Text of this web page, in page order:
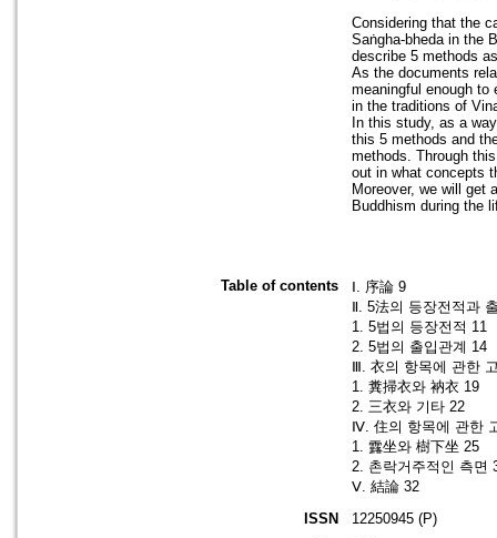
Considering that the
Saṅgha-bheda in the
describe 5 methods
As the documents
meaningful enough to
in the traditions of
In this study, as a
this 5 methods and
methods. Through
out in what concepts
Moreover, we will get
Buddhism during the
Table of contents
Ⅰ. 序論 9
Ⅱ. 5法의 등장전적과
1. 5법의 등장전적 11
2. 5법의 출입관계 14
Ⅲ. 衣의 항목에 관한
1. 糞掃衣와 衲衣 19
2. 三衣와 기타 22
Ⅳ. 住의 항목에 관한
1. 露坐와 樹下坐 25
2. 촌락거주적인 측면
Ⅴ. 結論 32
ISSN
12250945 (P)